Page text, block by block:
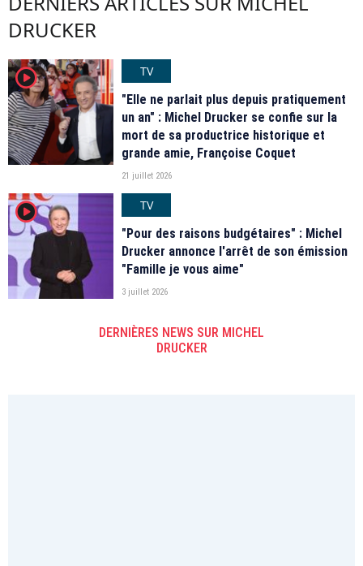
DRUCKER
player2
TV
"Elle ne parlait plus depuis pratiquement
un an" : Michel Drucker se confie sur la
mort de sa productrice historique et
grande amie, Françoise Coquet
21 juillet 2026
player2
TV
"Pour des raisons budgétaires" : Michel
Drucker annonce l'arrêt de son émission
"Famille je vous aime"
3 juillet 2026
DERNIÈRES NEWS SUR MICHEL
DRUCKER